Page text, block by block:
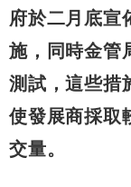
府於二月底宣
施，同時金管
測試，這些措
使發展商採取
交量。